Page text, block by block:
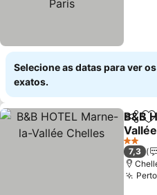
Selecione as datas para ver
exatos.
B&B
2
7,3